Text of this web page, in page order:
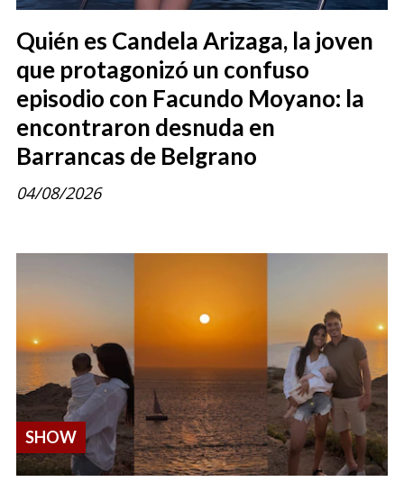
Quién es Candela Arizaga, la joven
que protagonizó un confuso
episodio con Facundo Moyano: la
encontraron desnuda en
Barrancas de Belgrano
04/08/2026
SHOW